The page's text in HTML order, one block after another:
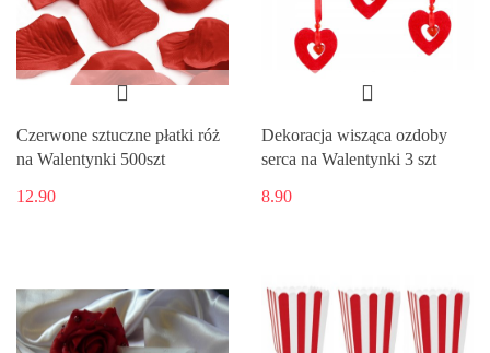
Czerwone sztuczne płatki róż
na Walentynki 500szt
12.90
Dekoracja wisząca ozdoby
serca na Walentynki 3 szt
8.90